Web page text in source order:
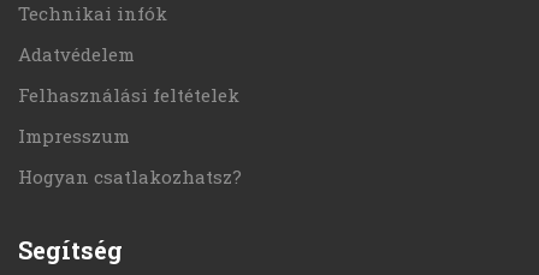
Technikai infók
Adatvédelem
Felhasználási feltételek
Impresszum
Hogyan csatlakozhatsz?
Segítség